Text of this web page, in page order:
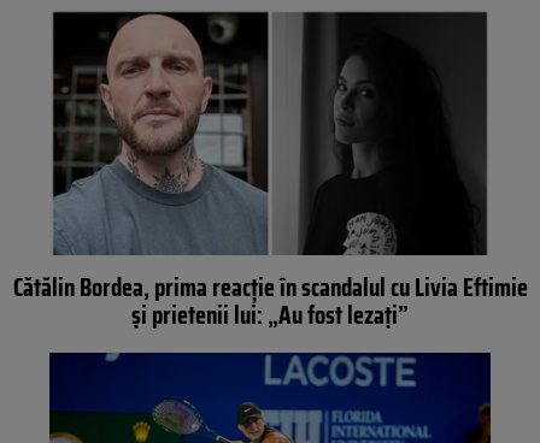
Cătălin Bordea, prima reacție în scandalul cu Livia Eftimie
și prietenii lui: „Au fost lezați”